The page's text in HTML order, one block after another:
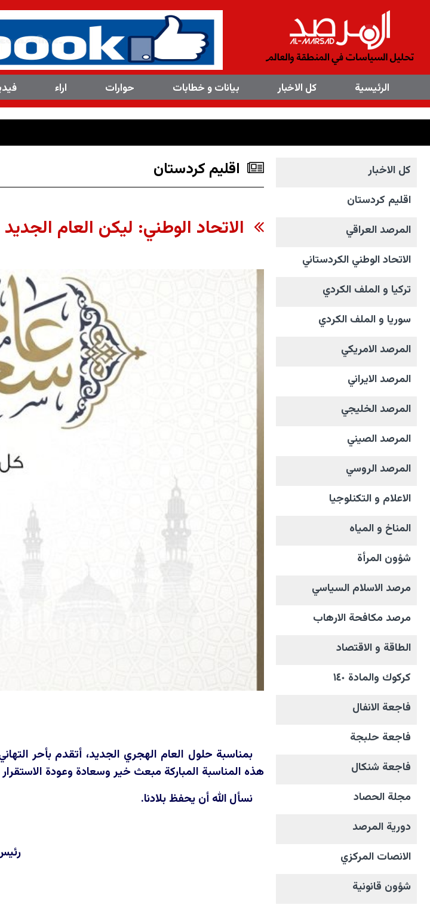
الرئیسیة کل الاخبار بیانات و خطابات حوارات اراء
×
کل الاخبار
اقليم كردستان
المرصد العراقي
الاتحاد الوطني الکردستاني
تركيا و الملف الکردي
سوريا و الملف الکردي
المرصد الامریکي
المرصد الايراني
المرصد الخليجي
المرصد الصيني
المرصد الروسي
الاعلام و التکنلوجیا
المناخ و المیاه
شؤون المرأة
مرصد الاسلام السياسي
مرصد مكافحة الارهاب
الطاقة و الاقتصاد
كركوك والمادة ١٤٠
فاجعة الانفال
فاجعة حلبجة
فاجعة شنكال
مجلة الحصاد
دورية المرصد
الانصات المرکزي
شؤون قانونية
اقليم كردستان
الاتحاد الوطني: ليكن العام
بمناسبة حلول العام الهجري الجديد، أتقدم بأحر
هذه المناسبة المباركة مبعث خير وسعادة وعودة الاستقرار
نسأل الله أن يحفظ بلادنا.